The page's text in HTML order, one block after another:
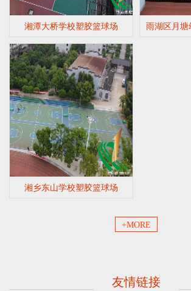
湘潭大桥学校塑胶篮球场 雨湖区月塘
湘乡东山学校塑胶篮球场
+MORE
友情链接